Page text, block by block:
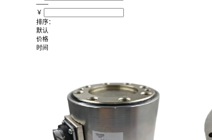
——
￥
排序：
默认
价格
时间